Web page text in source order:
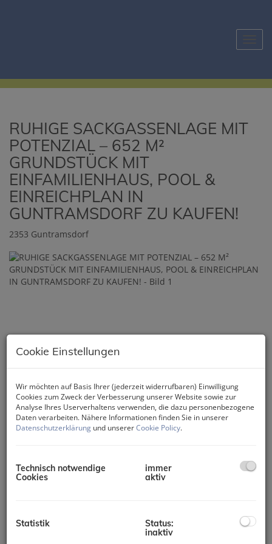
RUHIGE SACKGASSENLAGE MIT
POTENZIAL – 652 M²
GRUNDSTÜCK MIT
EINFAMILIENHAUS, POOL &
EINREICHPLAN IN
GUNTRAMSDORF ZU KAUFEN!
2353 Guntramsdorf
Cookie Einstellungen
Wir möchten auf Basis Ihrer (jederzeit widerrufbaren) Einwilligung
Cookies zum Zweck der Verbesserung unserer Website sowie zur
Analyse Ihres Userverhaltens verwenden, die dazu personenbezogene
Daten verarbeiten. Nähere Informationen finden Sie in unserer
Datenschutzerklärung und unsererCookie Policy.
Technisch notwendige
Cookies
immer
aktiv
Statistik
Status:
inaktiv